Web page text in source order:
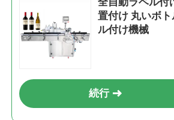
置付け 丸いボ
ル付け機械
続行